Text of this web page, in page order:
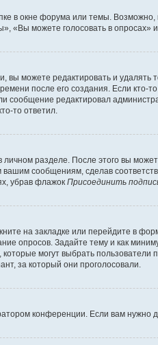
в окне форума или темы.
«Вы можете голосовать в опросах» и
можете редактировать и
после его создания. Если
сообщение редактировал
то ответил.
разделе. После этого вы
сообщениям, сделав
убрав флажок Присоединить
на закладке или перейдите в
опросов. Задайте тему и как
могут выбрать
за который они проголосовали.
конференции. Если вам